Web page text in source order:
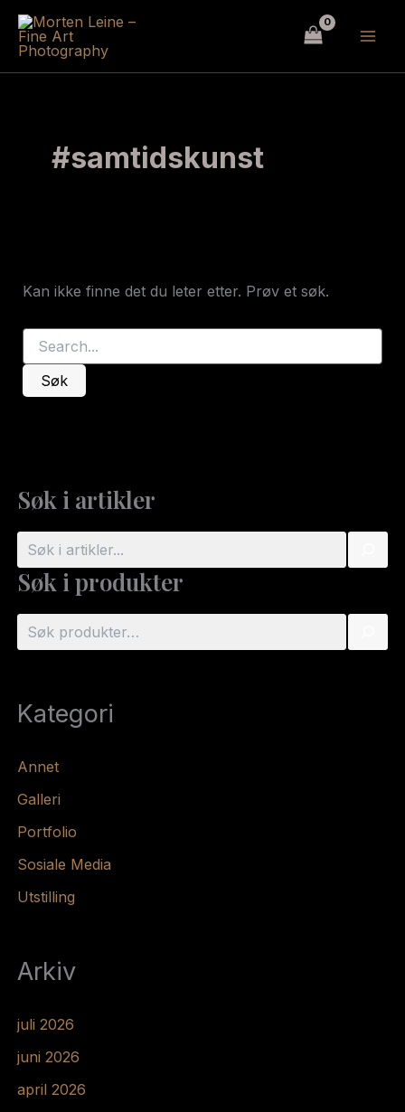
Hopp
rett
#samtidskunst
Kan ikke finne det du leter etter. Prøv et søk.
Søk
etter:
Søk i artikler
S
k
Søk i produkter
S
Kategori
Annet
Galleri
Portfolio
Sosiale Media
Utstilling
Arkiv
juli 2026
juni 2026
april 2026